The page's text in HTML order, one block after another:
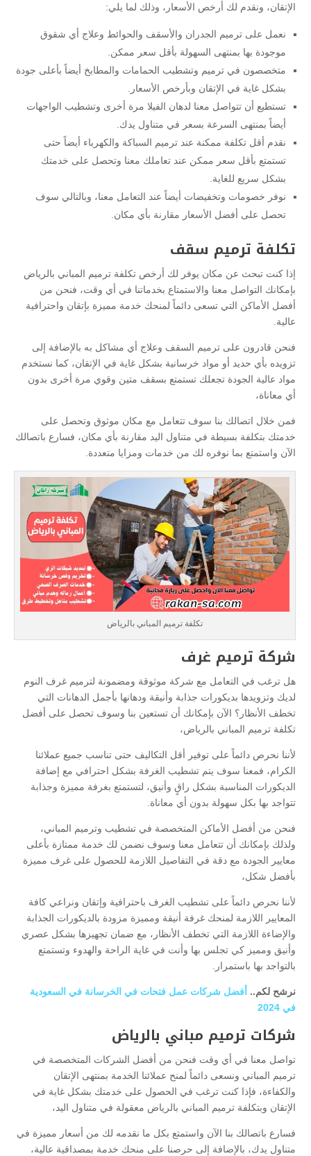
الإتقان، ونقدم لك أرخص الأسعار، وذلك لما يلي:
نعمل على ترميم الجدران والأسقف والحوائط وعلاج أي شقوق
موجودة بها بمنتهى السهولة بأقل سعر ممكن.
متخصصون في ترميم وتشطيب الحمامات والمطابخ أيضاً بأعلى جودة
بشكل غاية في الإتقان وبأرخص الأسعار.
تستطيع أن تتواصل معنا لدهان الفيلا مرة أخرى وتشطيب الواجهات
أيضاً بمنتهى السرعة بسعر في متناول يدك.
نقدم أقل تكلفة ممكنة عند ترميم السباكة والكهرباء أيضاً حتى
تستمتع بأقل سعر ممكن عند تعاملك معنا وتحصل على خدمتك
بشكل سريع للغاية.
نوفر خصومات وتخفيضات أيضاً عند التعامل معنا، وبالتالي سوف
تحصل على أفضل الأسعار مقارنة بأي مكان.
تكلفة ترميم سقف
إذا كنت تبحث عن مكان يوفر لك أرخص تكلفة ترميم المباني بالرياض
بإمكانك التواصل معنا والاستمتاع بخدماتنا في أي وقت، فنحن من
أفضل الأماكن التي تسعى دائماً لمنحك خدمة مميزة بإتقان واحترافية
عالية.
فنحن قادرون على ترميم السقف وعلاج أي مشاكل به بالإضافة إلى
تزويده بأي حديد أو مواد خرسانية بشكل غاية في الإتقان، كما نستخدم
مواد عالية الجودة تجعلك تستمتع بسقف متين وقوي مرة أخرى بدون
أي معاناة،
فمن خلال اتصالك بنا سوف تتعامل مع مكان موثوق وتحصل على
خدمتك بتكلفة بسيطة في متناول اليد مقارنة بأي مكان، فسارع باتصالك
الآن واستمتع بما نوفره لك من خدمات ومزايا متعددة.
تكلفة ترميم المباني بالرياض
شركة ترميم غرف
هل ترغب في التعامل مع شركة موثوقة ومضمونة لترميم غرف النوم
لديك وتزويدها بديكورات جذابة وأنيقة ودهانها بأجمل الدهانات التي
تخطف الأنظار؟ الآن بإمكانك أن تستعين بنا وسوف تحصل على أفضل
تكلفة ترميم المباني بالرياض،
لأننا نحرص دائماً على توفير أقل التكاليف حتى تناسب جميع عملائنا
الكرام، فمعنا سوف يتم تشطيب الغرفة بشكل احترافي مع إضافة
الديكورات المناسبة بشكل راقٍ وأنيق، لتستمتع بغرفة مميزة وجذابة
تتواجد بها بكل سهولة بدون أي معاناة.
فنحن من أفضل الأماكن المتخصصة في تشطيب وترميم المباني،
ولذلك بإمكانك أن تتعامل معنا وسوف نضمن لك خدمة ممتازة بأعلى
معايير الجودة مع دقة في التفاصيل اللازمة للحصول على غرف مميزة
بأفضل شكل،
لأننا نحرص دائماً على تشطيب الغرف باحترافية وإتقان ونراعي كافة
المعايير اللازمة لمنحك غرفة أنيقة ومميزة مزودة بالديكورات الجذابة
والإضاءة اللازمة التي تخطف الأنظار، مع ضمان تجهيزها بشكل عصري
وأنيق ومميز كي تجلس بها وأنت في غاية الراحة والهدوء وتستمتع
بالتواجد بها باستمرار.
نرشح لكم.. أفضل شركات عمل فتحات في الخرسانة في السعودية
في 2024
شركات ترميم مباني بالرياض
تواصل معنا في أي وقت فنحن من أفضل الشركات المتخصصة في
ترميم المباني ونسعى دائماً لمنح عملائنا الخدمة بمنتهى الإتقان
والكفاءة، فإذا كنت ترغب في الحصول على خدمتك بشكل غاية في
الإتقان وبتكلفة ترميم المباني بالرياض معقولة في متناول اليد،
فسارع باتصالك بنا الآن واستمتع بكل ما نقدمه لك من أسعار مميزة في
متناول يدك، بالإضافة إلى حرصنا على منحك خدمة بمصداقية عالية،